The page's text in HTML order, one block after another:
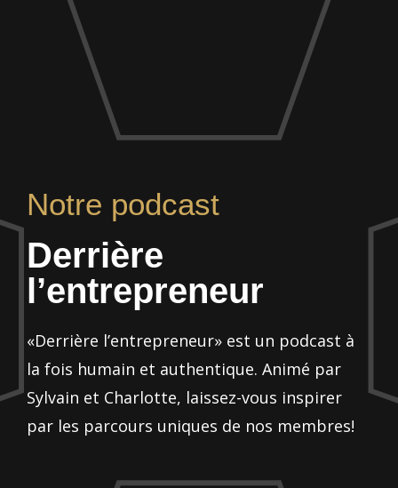
Notre podcast
Derrière
l’entrepreneur
«Derrière l’entrepreneur» est un podcast à
la fois humain et authentique. Animé par
Sylvain et Charlotte, laissez-vous inspirer
par les parcours uniques de nos membres!